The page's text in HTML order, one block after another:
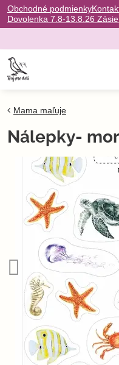
Obchodné podmienky
Dovolenka 7.8-13.8.26
Mama maľuje
Nálepky-